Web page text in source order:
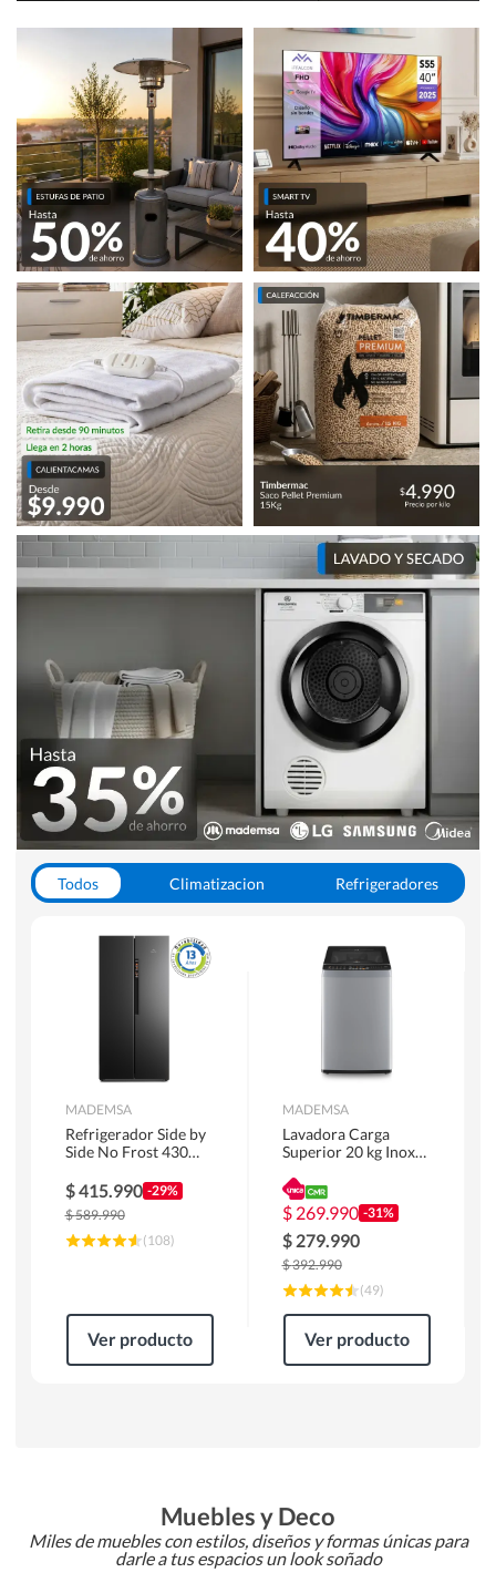
Todos Climatizacion
Refrigeradores
Hornos y Microondas
MADEMSA
Refrigerador Side by
Side No Frost 430
MAS430B
$415.990 -29%
$589.990
(108)
Ver producto
MADEMSA
Lavadora Carga
Superior 20 kg Inox
$ 269.990 -31%
$ 279.990
$392.990
(49)
Ver producto
Muebles y Deco
Miles de muebles con estilos, diseños y formas únicas para
darle a tus espacios un look soñado